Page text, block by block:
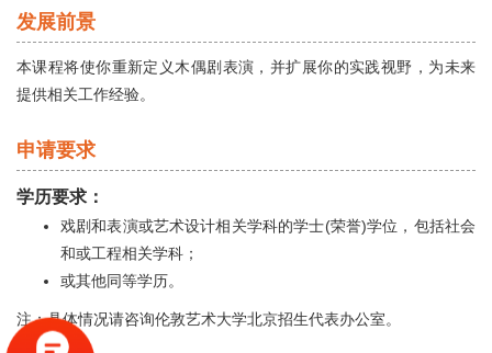
发展前景
本课程将使你重新定义木偶剧表演，并扩展你的实践视野，为未来
提供相关工作经验。
申请要求
学历要求：
戏剧和表演或艺术设计相关学科的学士(荣誉)学位，包括社会
和或工程相关学科；
或其他同等学历。
注：具体情况请咨询伦敦艺术大学北京招生代表办公室。